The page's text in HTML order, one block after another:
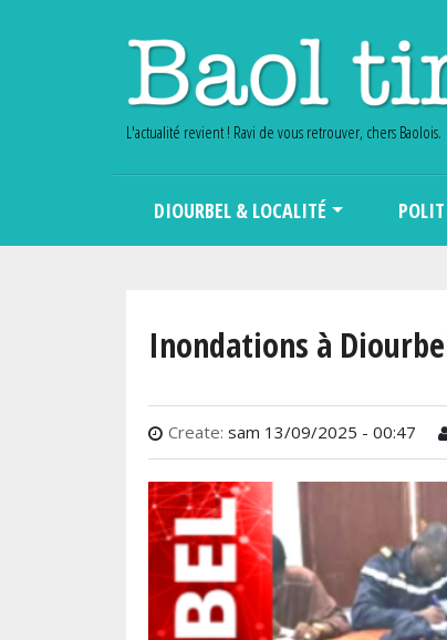
L'actualité revient ! Ravi de vous retrouver, chers Baolois.
DIOURBEL & LOCALITÉ
Inondations à
Create: sam 13/09/2025 - 00:47